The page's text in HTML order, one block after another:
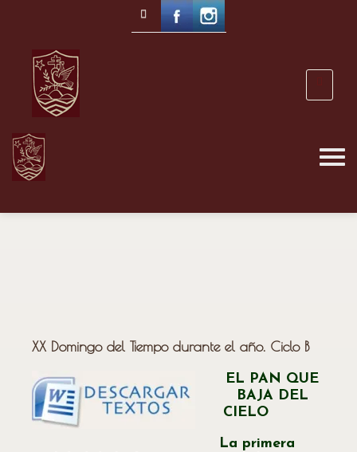
XX Domingo del Tiempo durante el año. Ciclo B
EL PAN QUE
BAJA DEL
CIELO
La primera